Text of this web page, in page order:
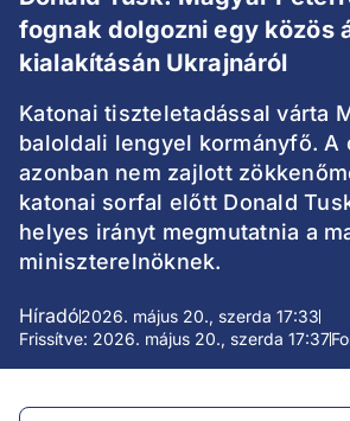
fognak dolgozni egy közös
kialakításán Ukrajnáról
Katonai tiszteletadással várta
baloldali lengyel kormányfő. A
azonban nem zajlott
katonai sorfal előtt Donald
helyes irányt megmutatnia a
miniszterelnöknek.
Híradó2026. május 20., szerda 17:33
Frissítve: 2026. május 20., szerda 17:37